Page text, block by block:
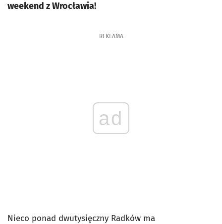
weekend z Wrocławia!
REKLAMA
ad
Nieco ponad dwutysięczny Radków ma